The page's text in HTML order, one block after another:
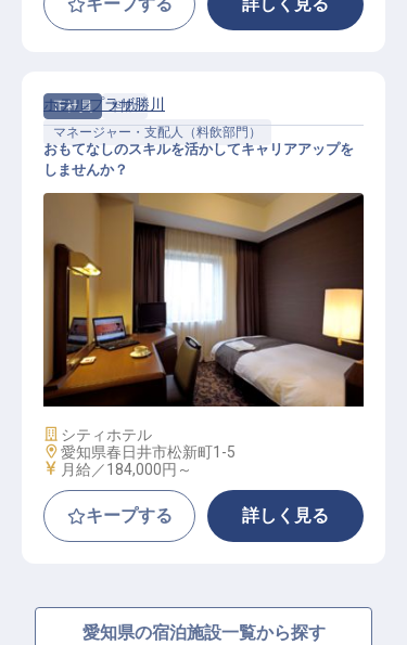
正社員
料飲
マネージャー・支配人（料飲部門）
レストランスタッフマネージャー
ホテルプラザ勝川
おもてなしのスキルを活かしてキャリアアップを
しませんか？
施設業態
シティホテル
勤務地
愛知県春日井市松新町1-5
給与
月給／184,000円～
キープする 詳しく見る
愛知県の宿泊施設一覧から探す